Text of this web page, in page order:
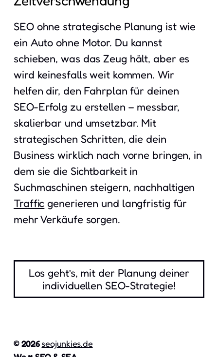
SEO ohne strategische Planung ist wie
ein Auto ohne Motor. Du kannst
schieben, was das Zeug hält, aber es
wird keinesfalls weit kommen. Wir
helfen dir, den Fahrplan für deinen
SEO-Erfolg zu erstellen – messbar,
skalierbar und umsetzbar. Mit
strategischen Schritten, die dein
Business wirklich nach vorne bringen, in
dem sie die Sichtbarkeit in
Suchmaschinen steigern, nachhaltigen
Traffic generieren und langfristig für
mehr Verkäufe sorgen.
Los geht’s, mit der Planung deiner
individuellen SEO-Strategie!
© 2026seojunkies.de